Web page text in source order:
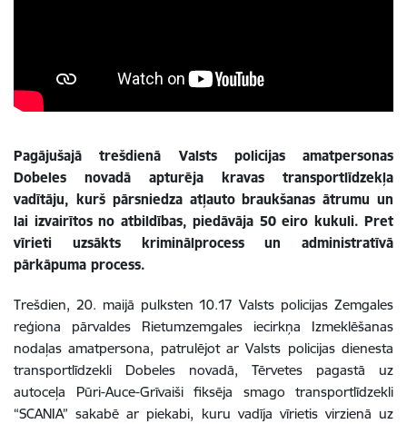
Pagājušajā trešdienā Valsts policijas amatpersonas
Dobeles novadā apturēja kravas transportlīdzekļa
vadītāju, kurš pārsniedza atļauto braukšanas ātrumu un
lai izvairītos no atbildības, piedāvāja 50 eiro kukuli. Pret
vīrieti uzsākts kriminālprocess un administratīvā
pārkāpuma process.
Trešdien, 20. maijā pulksten 10.17 Valsts policijas Zemgales
reģiona pārvaldes Rietumzemgales iecirkņa Izmeklēšanas
nodaļas amatpersona, patrulējot ar Valsts policijas dienesta
transportlīdzekli Dobeles novadā, Tērvetes pagastā uz
autoceļa Pūri-Auce-Grīvaiši fiksēja smago transportlīdzekli
“SCANIA” sakabē ar piekabi, kuru vadīja vīrietis virzienā uz